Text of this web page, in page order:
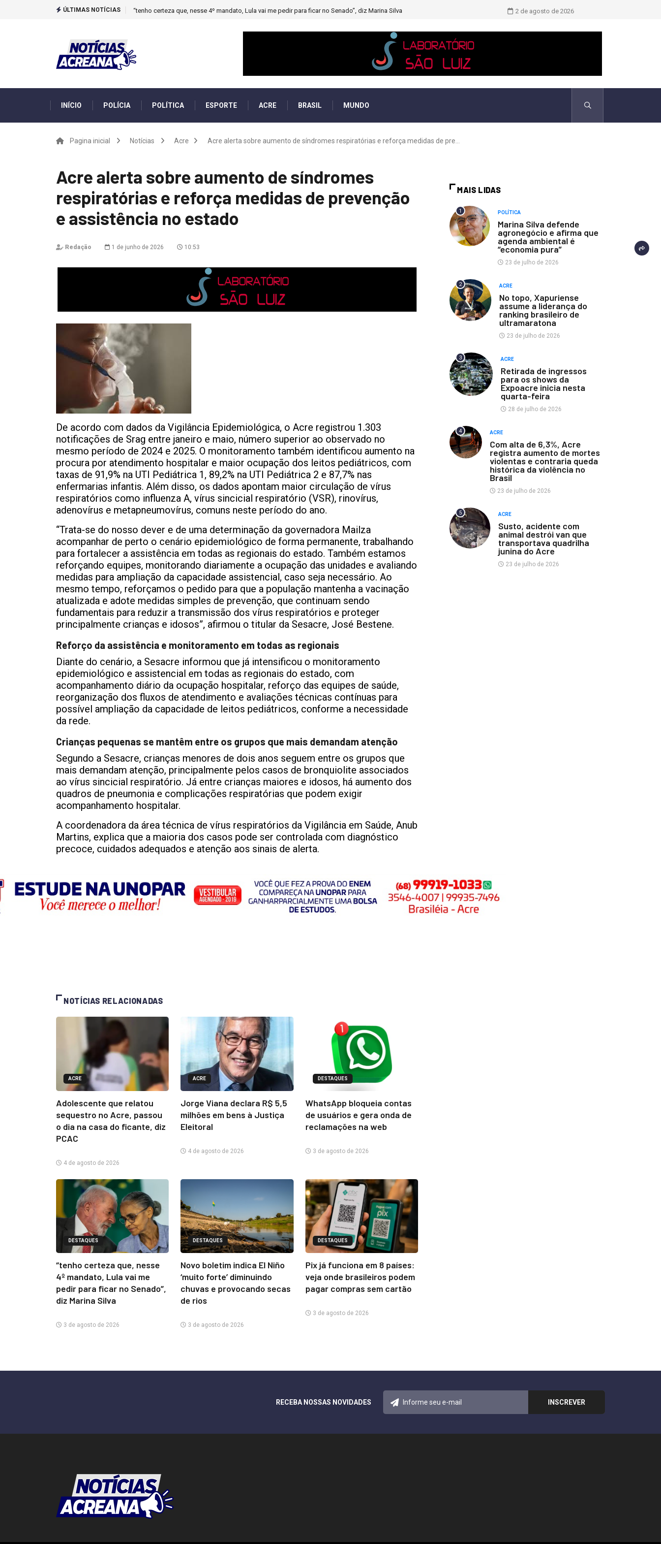
ÚLTIMAS NOTÍCIAS Novo boletim indica El Niño ‘muito forte’ diminuindo chuvas e provocando secas de rios Pix já funciona em 8 países: veja
2 de agosto de 2026
INÍCIO POLÍCIA POLÍTICA ESPORTE ACRE BRASIL MUNDO
Pagina inicial Notícias Acre Acre alerta sobre aumento de síndromes respiratórias e reforça medidas de pre...
Acre alerta sobre aumento de síndromes
respiratórias e reforça medidas de prevenção
e assistência no estado
Redação 1 de junho de 2026 10:53
De acordo com dados da Vigilância Epidemiológica, o Acre registrou 1.303
notificações de Srag entre janeiro e maio, número superior ao observado no
mesmo período de 2024 e 2025. O monitoramento também identificou aumento na
procura por atendimento hospitalar e maior ocupação dos leitos pediátricos, com
taxas de 91,9% na UTI Pediátrica 1, 89,2% na UTI Pediátrica 2 e 87,7% nas
enfermarias infantis. Além disso, os dados apontam maior circulação de vírus
respiratórios como influenza A, vírus sincicial respiratório (VSR), rinovírus,
adenovírus e metapneumovírus, comuns neste período do ano.
“Trata-se do nosso dever e de uma determinação da governadora Mailza
acompanhar de perto o cenário epidemiológico de forma permanente, trabalhando
para fortalecer a assistência em todas as regionais do estado. Também estamos
reforçando equipes, monitorando diariamente a ocupação das unidades e avaliando
medidas para ampliação da capacidade assistencial, caso seja necessário. Ao
mesmo tempo, reforçamos o pedido para que a população mantenha a vacinação
atualizada e adote medidas simples de prevenção, que continuam sendo
fundamentais para reduzir a transmissão dos vírus respiratórios e proteger
principalmente crianças e idosos”, afirmou o titular da Sesacre, José Bestene.
Reforço da assistência e monitoramento em todas as regionais
Diante do cenário, a Sesacre informou que já intensificou o monitoramento
epidemiológico e assistencial em todas as regionais do estado, com
acompanhamento diário da ocupação hospitalar, reforço das equipes de saúde,
reorganização dos fluxos de atendimento e avaliações técnicas contínuas para
possível ampliação da capacidade de leitos pediátricos, conforme a necessidade
da rede.
Crianças pequenas se mantêm entre os grupos que mais demandam atenção
Segundo a Sesacre, crianças menores de dois anos seguem entre os grupos que
mais demandam atenção, principalmente pelos casos de bronquiolite associados
ao vírus sincicial respiratório. Já entre crianças maiores e idosos, há aumento dos
quadros de pneumonia e complicações respiratórias que podem exigir
acompanhamento hospitalar.
A coordenadora da área técnica de vírus respiratórios da Vigilância em Saúde, Anub
Martins, explica que a maioria dos casos pode ser controlada com diagnóstico
precoce, cuidados adequados e atenção aos sinais de alerta.
NOTÍCIAS RELACIONADAS
ACRE
Adolescente que relatou
sequestro no Acre, passou
o dia na casa do ficante, diz
PCAC
4 de agosto de 2026
ACRE
Jorge Viana declara R$ 5,5
milhões em bens à Justiça
Eleitoral
4 de agosto de 2026
DESTAQUES
WhatsApp bloqueia contas
de usuários e gera onda de
reclamações na web
3 de agosto de 2026
DESTAQUES
“tenho certeza que, nesse
4º mandato, Lula vai me
pedir para ficar no Senado”,
diz Marina Silva
3 de agosto de 2026
DESTAQUES
Novo boletim indica El Niño
‘muito forte’ diminuindo
chuvas e provocando secas
de rios
3 de agosto de 2026
DESTAQUES
Pix já funciona em 8 países:
veja onde brasileiros podem
pagar compras sem cartão
3 de agosto de 2026
MAIS LIDAS
1 POLÍTICA
Marina Silva defende
agronegócio e afirma que
agenda ambiental é
“economia pura”
23 de julho de 2026
2 ACRE
No topo, Xapuriense
assume a liderança do
ranking brasileiro de
ultramaratona
23 de julho de 2026
3 ACRE
Retirada de ingressos
para os shows da
Expoacre inicia nesta
quarta-feira
28 de julho de 2026
4 ACRE
Com alta de 6,3%, Acre
registra aumento de mortes
violentas e contraria queda
histórica da violência no
Brasil
23 de julho de 2026
5 ACRE
Susto, acidente com
animal destrói van que
transportava quadrilha
junina do Acre
23 de julho de 2026
RECEBA NOSSAS NOVIDADES